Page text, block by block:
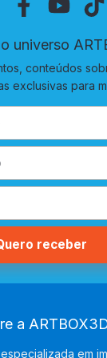
universo
conteúdos
exclusivas para
a
em